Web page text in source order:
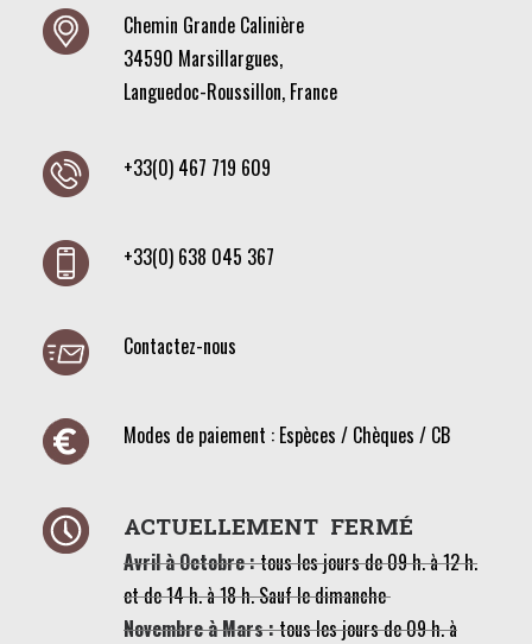
Chemin Grande Calinière
34590 Marsillargues,
Languedoc-Roussillon, France
+33(0) 467 719 609
+33(0) 638 045 367
Contactez-nous
Modes de paiement : Espèces / Chèques / CB
ACTUELLEMENT FERMÉ
Avril à Octobre :tous les jours de 09 h. à 12 h.
et de 14 h. à 18 h. Sauf le dimanche
Novembre à Mars :tous les jours de 09 h. à